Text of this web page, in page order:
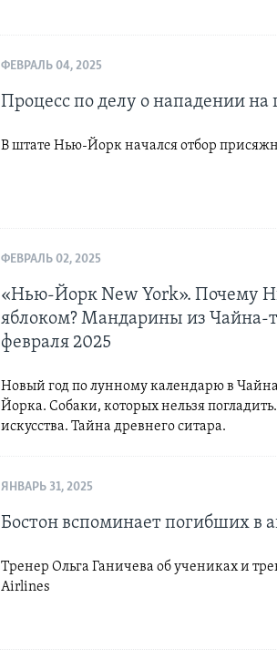
ФЕВРАЛЬ 04, 2025
Процесс по делу о нападении
В штате Нью-Йорк начался отбор
ФЕВРАЛЬ 02, 2025
«Нью-Йорк New York». Почему
яблоком? Мандарины из Чайна-
февраля 2025
Новый год по лунному календарю в
Йорка. Собаки, которых нельзя
искусства. Тайна древнего ситара.
ЯНВАРЬ 31, 2025
Бостон вспоминает погибших в
Тренер Ольга Ганичева об учениках и
Airlines